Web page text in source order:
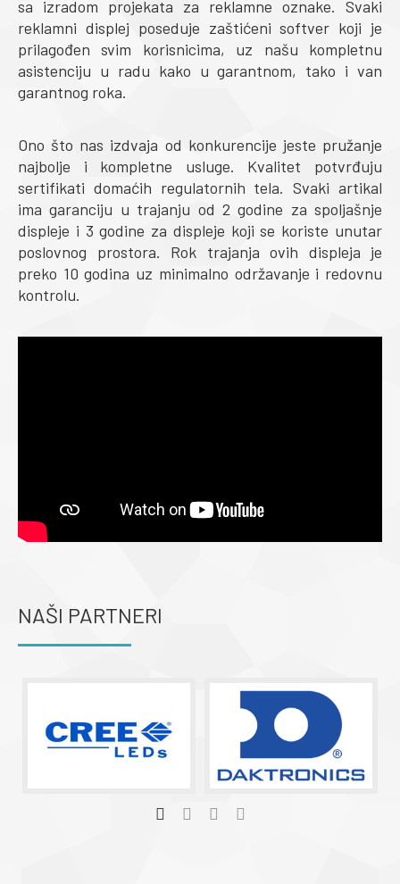
sa izradom projekata za reklamne oznake. Svaki
reklamni displej poseduje zaštićeni softver koji je
prilagođen svim korisnicima, uz našu kompletnu
asistenciju u radu kako u garantnom, tako i van
garantnog roka.
Ono što nas izdvaja od konkurencije jeste pružanje
najbolje i kompletne usluge. Kvalitet potvrđuju
sertifikati domaćih regulatornih tela. Svaki artikal
ima garanciju u trajanju od 2 godine za spoljašnje
displeje i 3 godine za displeje koji se koriste unutar
poslovnog prostora. Rok trajanja ovih displeja je
preko 10 godina uz minimalno održavanje i redovnu
kontrolu.
NAŠI PARTNERI